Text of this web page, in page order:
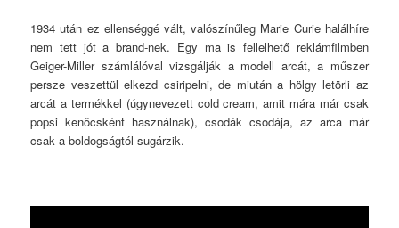
1934 után ez ellenséggé vált, valószínűleg Marie Curie halálhíre
nem tett jót a brand-nek. Egy ma is fellelhető reklámfilmben
Geiger-Miller számlálóval vizsgálják a modell arcát, a műszer
persze veszettül elkezd csiripelni, de miután a hölgy letörli az
arcát a termékkel (úgynevezett cold cream, amit mára már csak
popsi kenőcsként használnak), csodák csodája, az arca már
csak a boldogságtól sugárzik.